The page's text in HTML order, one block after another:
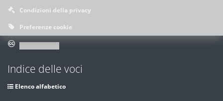
Condizioni della privacy
Preferenze cookie
Indice delle voci
Elenco alfabetico